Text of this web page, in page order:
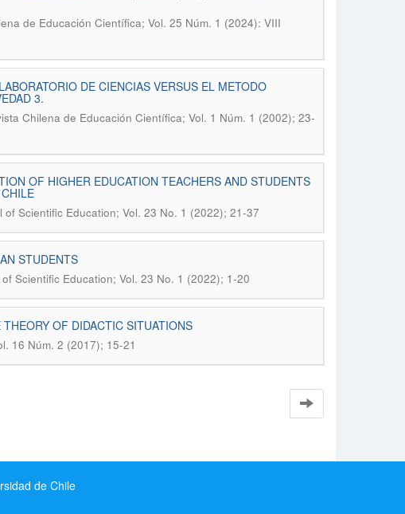
de Educación Científica; Vol. 25 Núm. 1 (2024): VIII
DE CIENCIAS VERSUS EL METODO
3.
Chilena de Educación Científica; Vol. 1 Núm. 1 (2002); 23-
OF HIGHER EDUCATION TEACHERS AND STUDENTS
of Scientific Education; Vol. 23 No. 1 (2022); 21-37
STUDENTS
Scientific Education; Vol. 23 No. 1 (2022); 1-20
OF DIDACTIC SITUATIONS
16 Núm. 2 (2017); 15-21
de Chile